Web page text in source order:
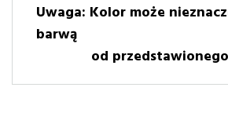
Uwaga: Kolor może
barwą
od przedstawionego